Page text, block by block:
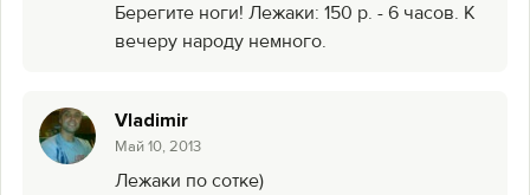
Берегите ноги! Лежаки: 150 р. - 6 часов. К
вечеру народу немного.
Vladimir
Май 10, 2013
Лежаки по сотке)